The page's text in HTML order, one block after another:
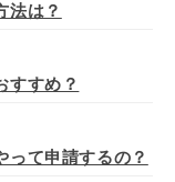
法は？
すすめ？
って申請するの？